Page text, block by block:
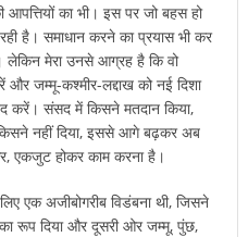
का भी। इस पर जो बहस हो
है। समाधान करने का प्रयास भी कर
लेकिन मेरा उनसे आग्रह है कि वो
और जम्मू-कश्मीर-लद्दाख को नई दिशा
करें। संसद में किसने मतदान किया,
नहीं दिया, इससे आगे बढ़कर अब
एकजुट होकर काम करना है।
एक अजीबोगरीब विडंबना थी, जिसने
रूप दिया और दूसरी ओर जम्मू, पुंछ,